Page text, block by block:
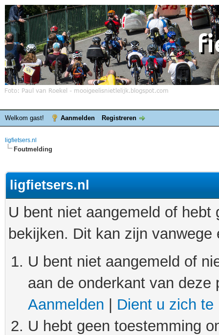
Welkom gast! Aanmelden Registreren
ligfietsers.nl
Foutmelding
ligfietsers.nl
U bent niet aangemeld of
bekijken. Dit kan zijn
U bent niet aangemeld of
aan de onderkant van
Aanmelden
Dient u zich te
U hebt geen toestemming